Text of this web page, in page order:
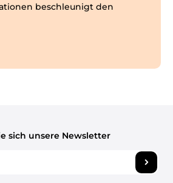
beschleunigt den
sich unsere Newsletter